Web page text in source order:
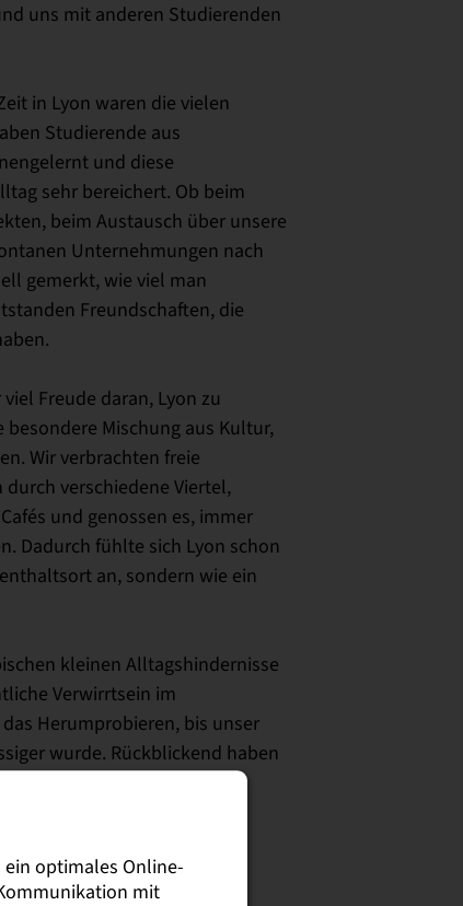
uns mit anderen Studierenden
in Lyon waren die vielen
Studierende aus
und diese
sehr bereichert. Ob beim
beim Austausch über unsere
Unternehmungen nach
gemerkt, wie viel man
Freundschaften, die
Freude daran, Lyon zu
Mischung aus Kultur,
Wir verbrachten freie
verschiedene Viertel,
und genossen es, immer
Dadurch fühlte sich Lyon schon
an, sondern wie ein
kleinen Alltagshindernisse
Verwirrtsein im
Herumprobieren, bis unser
wurde. Rückblickend haben
in Lyon eine sehr
nicht nur eine neue Stadt
ein optimales Online-
mit